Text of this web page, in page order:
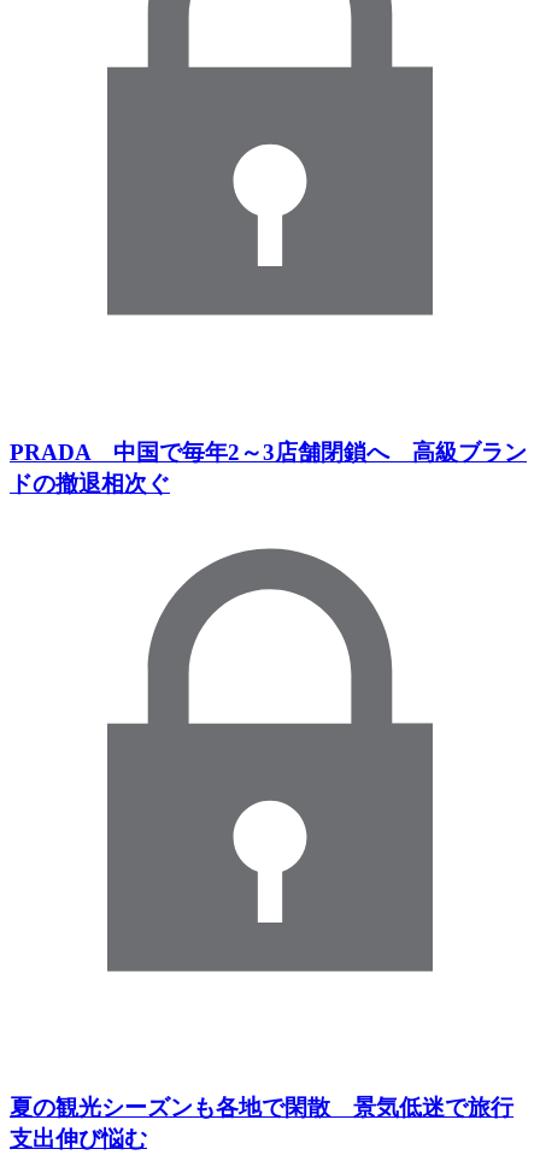
PRADA 中国で毎年2～3店舗閉鎖へ 高級ブラン
ドの撤退相次ぐ
夏の観光シーズンも各地で閑散 景気低迷で旅行
支出伸び悩む